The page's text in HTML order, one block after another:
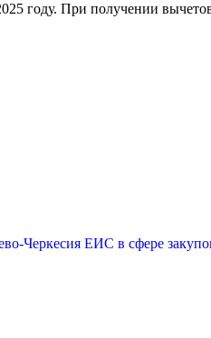
году. При получении вычетов
Черкесия ЕИС в сфере